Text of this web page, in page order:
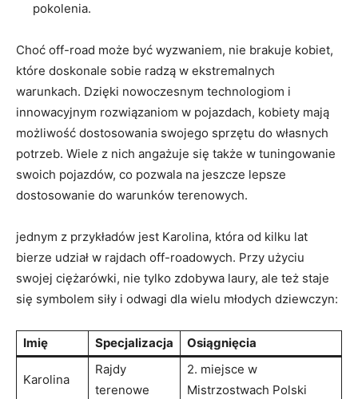
pokolenia.
Choć off-road może być wyzwaniem, nie brakuje kobiet,
które doskonale sobie radzą w ekstremalnych
warunkach. Dzięki nowoczesnym technologiom i
innowacyjnym rozwiązaniom w pojazdach, kobiety mają
możliwość dostosowania swojego sprzętu do własnych
potrzeb. Wiele z nich angażuje się także w tuningowanie
swoich pojazdów, co pozwala na jeszcze lepsze
dostosowanie do warunków terenowych.
jednym z przykładów jest Karolina, która od kilku lat
bierze udział w rajdach off-roadowych. Przy użyciu
swojej ciężarówki, nie tylko zdobywa laury, ale też staje
się symbolem siły i odwagi dla wielu młodych dziewczyn:
Imię Specjalizacja Osiągnięcia
Karolina
Rajdy
terenowe
2. miejsce w
Mistrzostwach Polski